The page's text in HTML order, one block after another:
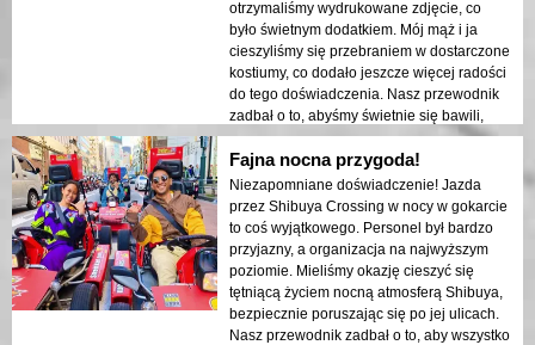
otrzymaliśmy wydrukowane zdjęcie, co
było świetnym dodatkiem. Mój mąż i ja
cieszyliśmy się przebraniem w dostarczone
kostiumy, co dodało jeszcze więcej radości
do tego doświadczenia. Nasz przewodnik
zadbał o to, abyśmy świetnie się bawili,
jednocześnie dbając o nasze
bezpieczeństwo na ruchliwych ulicach
Shibuya. Każdą minutę tej przejażdżki
spędziliśmy z przyjemnością, a to był
idealny sposób na odkrycie jednego z
najbardziej ikonicznych miejsc w Tokio.
Szczególne podziękowania dla całego
zespołu Street Kart Shibuya za uczynienie
tego doświadczenia tak niezapomnianym!
Fajna nocna przygoda!
Niezapomniane doświadczenie! Jazda
przez Shibuya Crossing w nocy w gokarcie
to coś wyjątkowego. Personel był bardzo
przyjazny, a organizacja na najwyższym
poziomie. Mieliśmy okazję cieszyć się
tętniącą życiem nocną atmosferą Shibuya,
bezpiecznie poruszając się po jej ulicach.
Nasz przewodnik zadbał o to, aby wszystko